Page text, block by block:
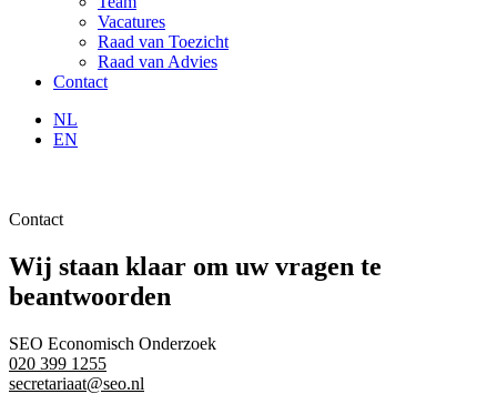
Vacatures
Raad van Toezicht
Raad van Advies
Contact
NL
EN
Contact
Wij staan klaar om uw vragen te
beantwoorden
SEO Economisch Onderzoek
020 399 1255
secretariaat@seo.nl